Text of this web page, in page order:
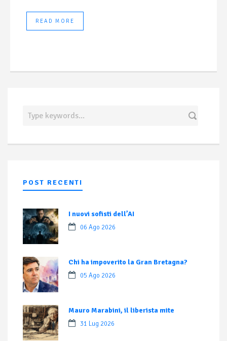
READ MORE
POST RECENTI
I nuovi sofisti dell’AI
06 Ago 2026
Chi ha impoverito la Gran Bretagna?
05 Ago 2026
Mauro Marabini, il liberista mite
31 Lug 2026